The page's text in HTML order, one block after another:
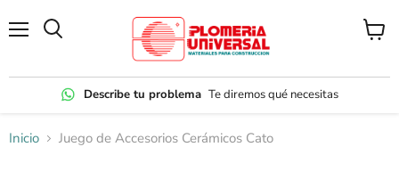
Describe tu problema Te diremos qué necesitas
Ver
Inicio Juego de Accesorios Cerámicos Cato